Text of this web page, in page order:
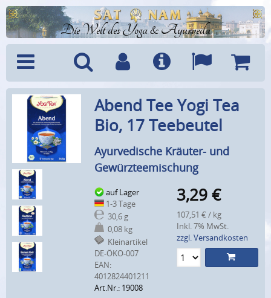
Die Welt des Yoga & Ayurveda
Menü SucheBenutzerkonto
Info Sprachen
Abend Tee Yogi Tea
Bio, 17 Teebeutel
Ayurvedische Kräuter- und
Gewürzteemischung
auf Lager
1-3 Tage
30,6 g
0,08 kg
Kleinartikel
DE-ÖKO-007
EAN:
4012824401211
Art.Nr.: 19008
3,29 €
107,51 € / kg
Inkl. 7% MwSt.
zzgl. Versandkosten